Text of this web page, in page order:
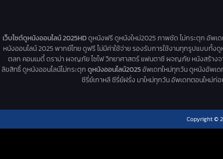
เว็บไซต์ดูหนังออนไลน์ 2025HDดูหนังฟรี ดูหนังใหม่2025 ภาพชัด ไม่กระตุก อัพเ
หนังออนไลน์ 2025 พากย์ไทย ดูฟรี ไม่มีค่าใช้จ่าย รองรับการใช้งานทุกรูปแบบทั้
ตลก คอมเมดี้ ดราม่า ผจญภัย ไซไฟ วิทยาศาสตร์ แฟนตาซี ผจญภัย หนังสร้างจ
ลิขสิทธิ์ ดูหนังออนไลน์ไม่กระตุกดูหนังออนไลน์2025อัพเดทใหม่ทุกวัน ดูหนังอัพเด
ซีรี่ย์เกาหลี ซีรี่ย์ฝรั่ง มาใหม่ทุกวัน อัพเดทตอนใหม่ก่
Copyright ©